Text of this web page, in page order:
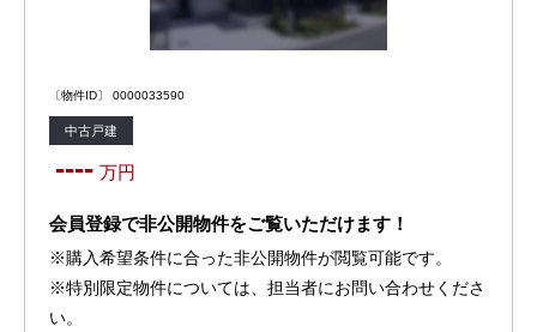
〔物件ID〕 0000033590
中古戸建
---- 万円
会員登録で非公開物件をご覧いただけます！
※購入希望条件に合った非公開物件が閲覧可能です。
※特別限定物件については、担当者にお問い合わせくださ
い。